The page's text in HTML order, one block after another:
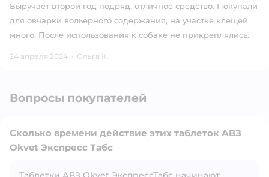
Выручает второй год подряд, отличное средство. Покупали
для овчарки вольерного содержания, на участке клещей
много. После использования к собаке не прикреплялись.
24 апреля 2024 · Ольга К.
Вопросы покупателей
Сколько времени действие этих таблеток АВЗ
Okvet Экспресс Табс